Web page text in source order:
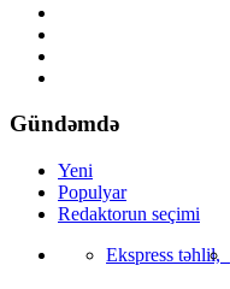
Gündəmdə
Yeni
Populyar
Redaktorun seçimi
Ekspress təhlil,